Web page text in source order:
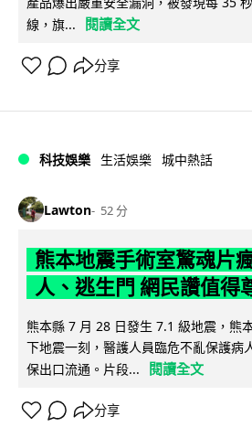
線，旗...
閱讀全文
分享
科技娛樂 生活娛樂 城中熱話
Lawton 52 分
熊本地震手術室驚魂片
人、逃生門 網民讚值得
熊本縣 7 月 28 日發生 7.1 級地震，熊
下地震一刻，醫護人員臨危不亂保護病
保出口流通。片段...
閱讀全文
分享